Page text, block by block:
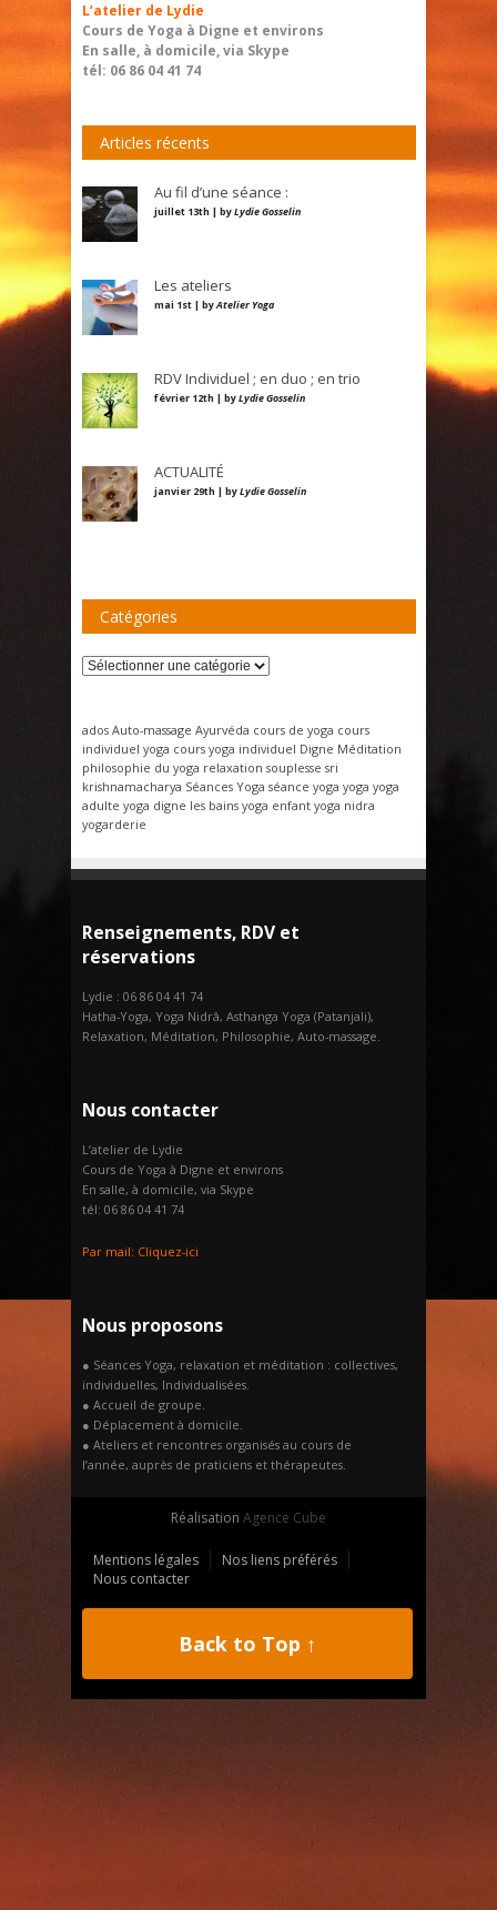
L’atelier de Lydie
Cours de Yoga à Digne et environs
En salle, à domicile, via Skype
tél: 06 86 04 41 74
Articles récents
Au fil d’une séance :
juillet 13th | byLydie Gosselin
Les ateliers
mai 1st | byAtelier Yoga
RDV Individuel ; en duo ; en trio
février 12th | byLydie Gosselin
ACTUALITÉ
janvier 29th | byLydie Gosselin
Catégories
Catégories
ados Auto-massage Ayurvéda cours de yoga cours
individuel yoga cours yoga individuel Digne Méditation
philosophie du yoga relaxation souplesse sri
krishnamacharya Séances Yoga séance yoga yoga yoga
adulte yoga digne les bains yoga enfant yoga nidra
yogarderie
Renseignements, RDV et
réservations
Lydie : 06 86 04 41 74
Hatha-Yoga, Yoga Nidrâ, Asthanga Yoga (Patanjali),
Relaxation, Méditation, Philosophie, Auto-massage.
Nous contacter
L’atelier de Lydie
Cours de Yoga à Digne et environs
En salle, à domicile, via Skype
tél: 06 86 04 41 74
Par mail: Cliquez-ici
Nous proposons
● Séances Yoga, relaxation et méditation : collectives,
individuelles, Individualisées.
● Accueil de groupe.
● Déplacement à domicile.
● Ateliers et rencontres organisés au cours de
l’année, auprès de praticiens et thérapeutes.
Réalisation Agence Cube
Mentions légales
Nos liens préférés
Nous contacter
Back to Top ↑